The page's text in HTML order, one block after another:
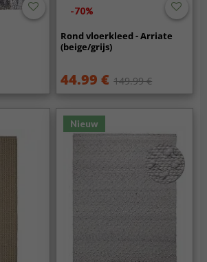
-70%
Rond vloerkleed - Arriate
(beige/grijs)
44.99 € 149.99 €
Nieuw